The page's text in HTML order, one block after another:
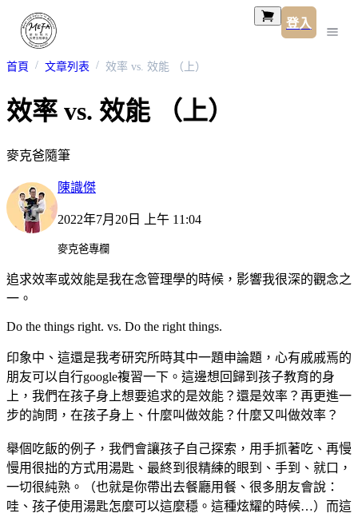
登入
首頁 文章列表 效率 vs. 效能 （上）
效率 vs. 效能 （上）
麥克爸隨筆
陳識傑
2022年7月20日 上午 11:04
麥克爸專欄
追求效率或效能是我在念管理學的時候，影響我很深的觀念之
一。
Do the things right. vs. Do the right things.
印象中、這還是我考研究所時其中一題申論題，心有戚戚焉的
朋友可以自行google複習一下。這邊想回歸到孩子教育的身
上，我們在孩子身上想要追求的是效能？還是效率？再更進一
步的詢問，在孩子身上、什麼叫做效能？什麼又叫做效率？
舉個吃飯的例子，我們會讓孩子自己探索，用手抓著吃、再慢
慢用很拙的方式用湯匙、最終到很精練的眼到、手到、就口，
一切很純熟。（也就是你帶出去餐廳用餐、很多朋友會說：
哇、孩子使用湯匙怎麼可以這麼穩。這種炫耀的時候…）而這